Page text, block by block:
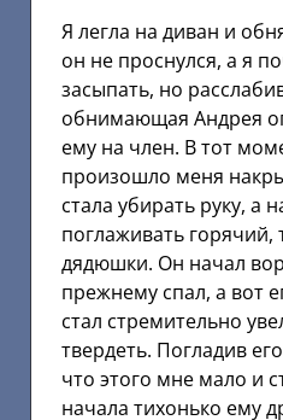
Я легла на диван и
он не проснулся, а я
засыпать, но
обнимающая Андрея
ему на член. В тот
произошло меня
стала убирать руку, а
поглаживать горячий,
дядюшки. Он начал
прежнему спал, а вот
стал стремительно
твердеть. Погладив
что этого мне мало и
начала тихонько ему